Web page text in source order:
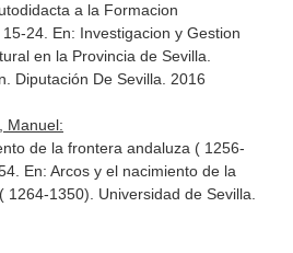
a la Formacion
24. En: Investigacion y Gestion
en la Provincia de Sevilla.
. Diputación De Sevilla. 2016
Manuel:
de la frontera andaluza ( 1256-
En: Arcos y el nacimiento de la
1264-1350) . Universidad de Sevilla.